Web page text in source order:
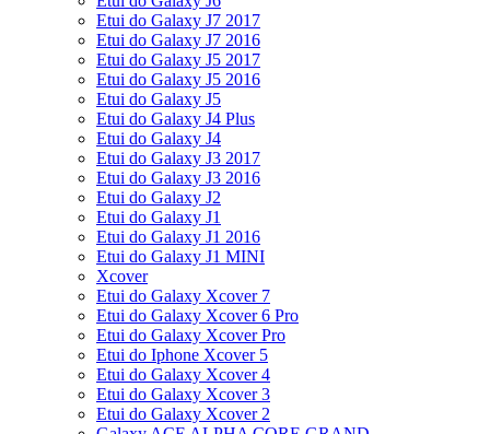
Etui do Galaxy J7 2017
Etui do Galaxy J7 2016
Etui do Galaxy J5 2017
Etui do Galaxy J5 2016
Etui do Galaxy J5
Etui do Galaxy J4 Plus
Etui do Galaxy J4
Etui do Galaxy J3 2017
Etui do Galaxy J3 2016
Etui do Galaxy J2
Etui do Galaxy J1
Etui do Galaxy J1 2016
Etui do Galaxy J1 MINI
Xcover
Etui do Galaxy Xcover 7
Etui do Galaxy Xcover 6 Pro
Etui do Galaxy Xcover Pro
Etui do Iphone Xcover 5
Etui do Galaxy Xcover 4
Etui do Galaxy Xcover 3
Etui do Galaxy Xcover 2